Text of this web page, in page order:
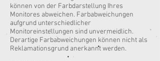
können von der Farbdarstellung Ihres
Monitores abweichen. Farbabweichungen
aufgrund unterschiedlicher
Monitoreinstellungen sind unvermeidlich.
Derartige Farbabweichungen können nicht als
Reklamationsgrund anerkannt werden.